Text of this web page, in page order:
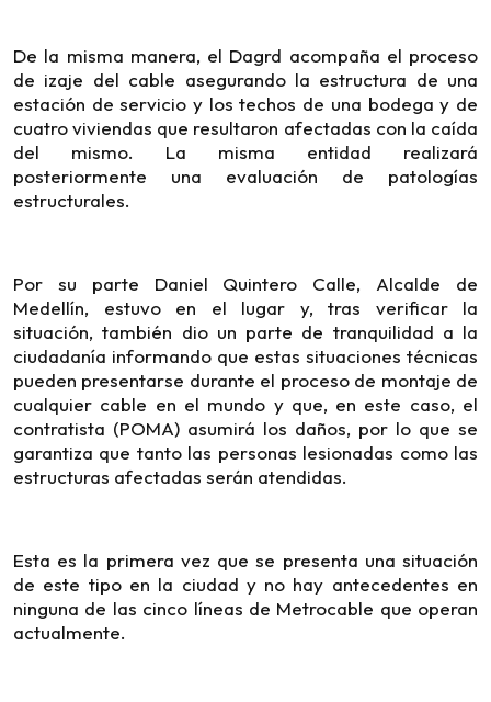
De la misma manera, el Dagrd acompaña el proceso
de izaje del cable asegurando la estructura de una
estación de servicio y los techos de una bodega y de
cuatro viviendas que resultaron afectadas con la caída
del mismo. La misma entidad realizará
posteriormente una evaluación de patologías
estructurales.
Por su parte Daniel Quintero Calle, Alcalde de
Medellín, estuvo en el lugar y, tras verificar la
situación, también dio un parte de tranquilidad a la
ciudadanía informando que estas situaciones técnicas
pueden presentarse durante el proceso de montaje de
cualquier cable en el mundo y que, en este caso, el
contratista (POMA) asumirá los daños, por lo que se
garantiza que tanto las personas lesionadas como las
estructuras afectadas serán atendidas.
Esta es la primera vez que se presenta una situación
de este tipo en la ciudad y no hay antecedentes en
ninguna de las cinco líneas de Metrocable que operan
actualmente.